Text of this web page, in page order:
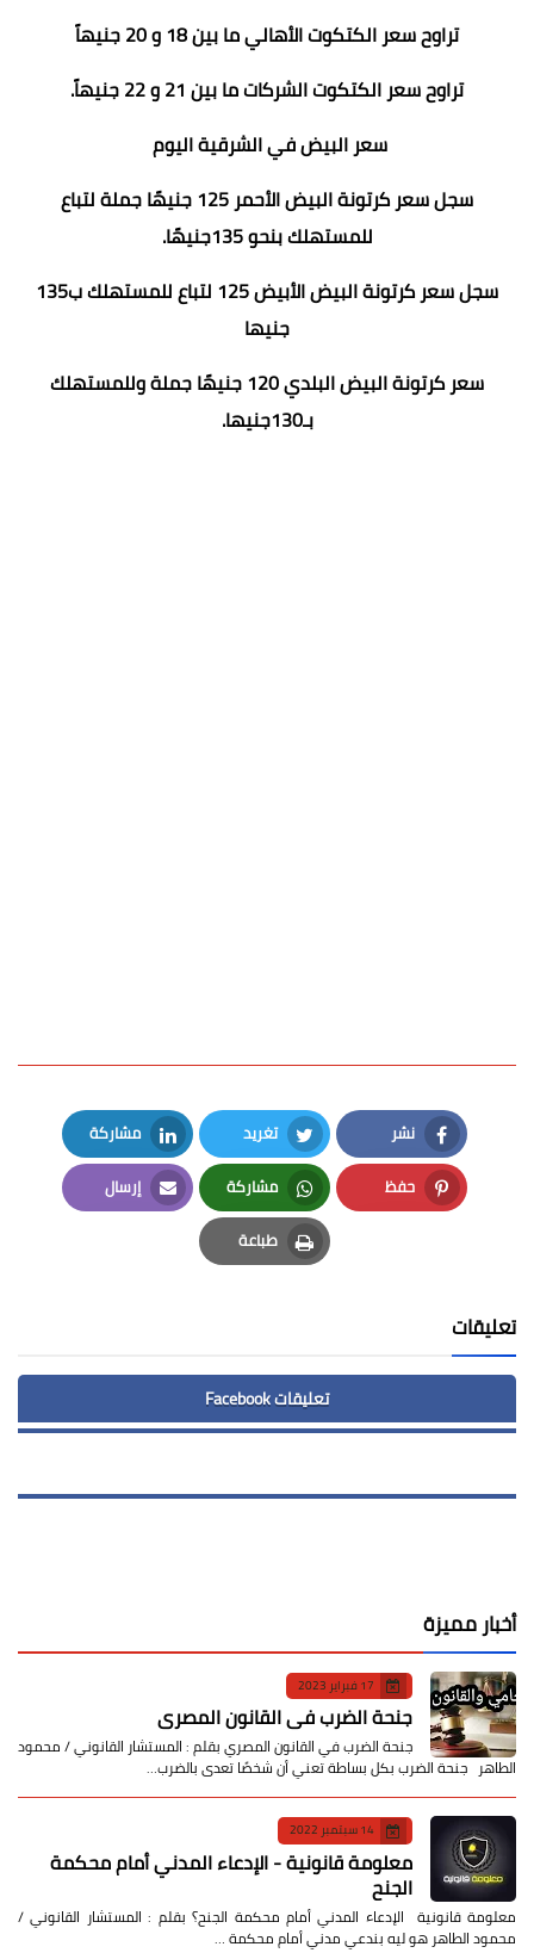
تراوح سعر الكتكوت الأهالي ما بين 18 و 20 جنيهاً
تراوح سعر الكتكوت الشركات ما بين 21 و 22 جنيهاً.
سعر البيض في الشرقية اليوم
سجل سعر كرتونة البيض الأحمر 125 جنيهًا جملة لتباع
للمستهلك بنحو 135جنيهًا.
سجل سعر كرتونة البيض الأبيض 125 لتباع للمستهلك ب135
جنيها
سعر كرتونة البيض البلدي 120 جنيهًا جملة وللمستهلك
بـ130جنيها.
نشر
Facebook
تغريد
Twitter
مشاركة
LinkedIn
حفظ
Pinterest
مشاركة
Whatsapp
إرسال
Email
طباعة
Print
تعليقات
تعليقات Facebook
أخبار مميزة
17 فبراير 2023
جنحة الضرب في القانون المصري
جنحة الضرب في القانون المصري بقلم : المستشار القانوني / محمود
الطاهر جنحة الضرب بكل بساطة تعني أن شخصًا تعدى بالضرب…
14 سبتمبر 2022
معلومة قانونية - الإدعاء المدني أمام محكمة
الجنح
معلومة قانونية الإدعاء المدني أمام محكمة الجنح؟ بقلم : المستشار القانوني /
محمود الطاهر هو ليه بندعي مدني أمام محكمة …